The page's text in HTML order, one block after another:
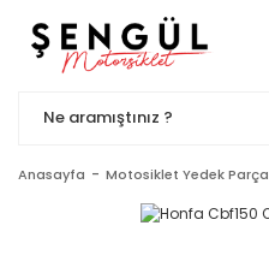
Anasayfa Motosiklet Yedek Parça